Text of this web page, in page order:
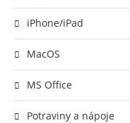
iPhone/iPad
MacOS
MS Office
Potraviny a nápoje